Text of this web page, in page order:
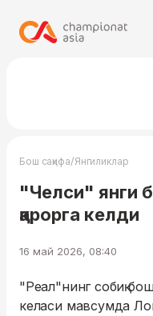
Бош саҳифа/Янгиликлар
"Челси" янги
қарорга келди
16 май 2026, 08:40
"Реал"нинг собиқ
келаси мавсумда